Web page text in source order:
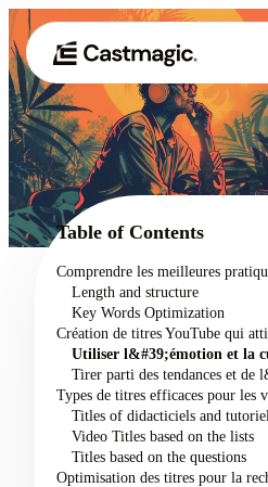
01 Produit
02 Cas
Tarification
À propos de
Table of Contents
Comprendre les meilleures
Length and structure
Key Words Optimization
Création de titres YouTube qui
Utiliser l&#39;émotion et la
Tirer parti des tendances et de
Types de titres efficaces pour les
Titles of didacticiels and
Video Titles based on the lists
Titles based on the questions
Optimisation des titres pour la